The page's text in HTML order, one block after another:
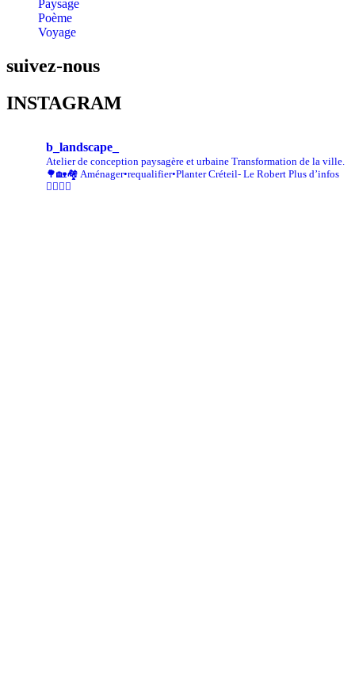
Paysage
Poème
Voyage
suivez-nous
INSTAGRAM
b_landscape_
Atelier de conception paysagère et urbaine Transformation de la ville.
🌳🏡🏘 Aménager•requalifier•PlanterCréteil- Le Robert Plus d’infos
👇🏾👇🏾